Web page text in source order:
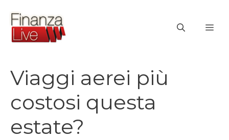
contenuto
Viaggi aerei più
costosi questa
estate?